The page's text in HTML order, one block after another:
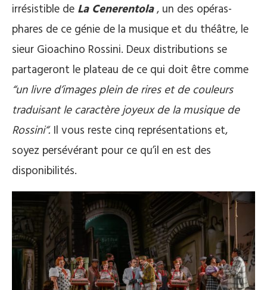
irrésistible de La Cenerentola, un des opéras-
phares de ce génie de la musique et du théâtre, le
sieur Gioachino Rossini. Deux distributions se
partageront le plateau de ce qui doit être comme
“un livre d’images plein de rires et de couleurs
traduisant le caractère joyeux de la musique de
Rossini“.Il vous reste cinq représentations et,
soyez persévérant pour ce qu’il en est des
disponibilités.